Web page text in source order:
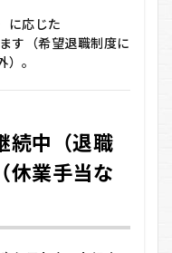
に応じた
す（希望退職制度に
。
続中（退職
休業手当な